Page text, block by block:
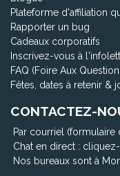
Plateforme d'affiliation
Rapporter un bug
Cadeaux corporatifs
Inscrivez-vous à
FAQ (Foire Aux
Fêtes, dates à retenir &
CONTACTEZ-
Par courriel (formulaire
Chat en direct :
Nos bureaux sont à